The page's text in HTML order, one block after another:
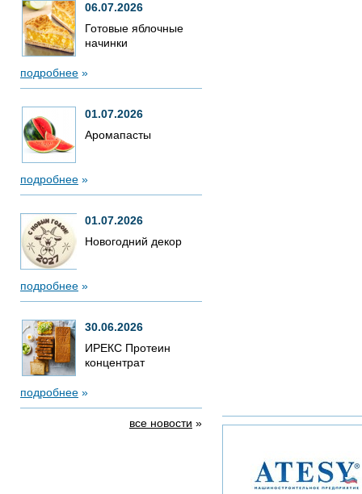
06.07.2026
Готовые яблочные
начинки
подробнее »
01.07.2026
Аромапасты
подробнее »
01.07.2026
Новогодний декор
подробнее »
30.06.2026
ИРЕКС Протеин
концентрат
подробнее »
все новости »